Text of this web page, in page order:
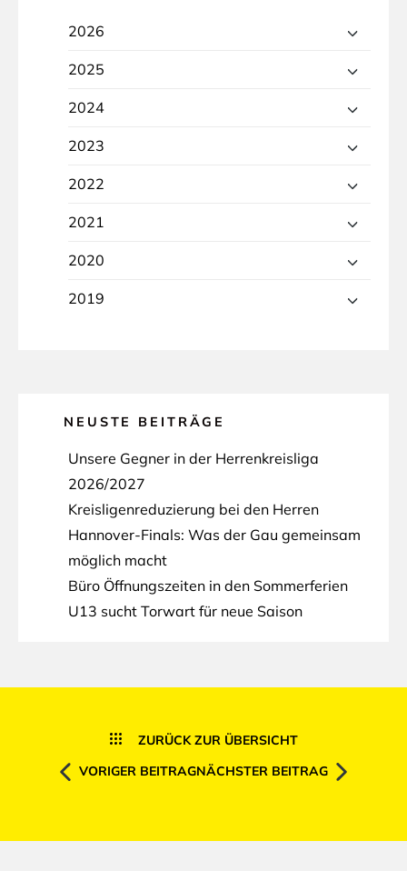
2026
2025
2024
2023
2022
2021
2020
2019
NEUSTE BEITRÄGE
Unsere Gegner in der Herrenkreisliga
2026/2027
Kreisligenreduzierung bei den Herren
Hannover-Finals: Was der Gau gemeinsam
möglich macht
Büro Öffnungszeiten in den Sommerferien
U13 sucht Torwart für neue Saison
ZURÜCK ZUR ÜBERSICHT
VORIGER BEITRAGNÄCHSTER BEITRAG